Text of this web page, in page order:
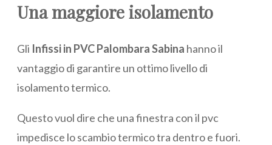
Una maggiore isolamento
Gli Infissi in PVC Palombara Sabina hanno il
vantaggio di garantire un ottimo livello di
isolamento termico.
Questo vuol dire che una finestra con il pvc
impedisce lo scambio termico tra dentro e fuori.